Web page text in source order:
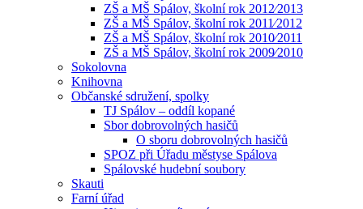
ZŠ a MŠ Spálov, školní rok 2012⁄2013
ZŠ a MŠ Spálov, školní rok 2011⁄2012
ZŠ a MŠ Spálov, školní rok 2010⁄2011
ZŠ a MŠ Spálov, školní rok 2009⁄2010
Sokolovna
Knihovna
Občanské sdružení, spolky
TJ Spálov – oddíl kopané
Sbor dobrovolných hasičů
O sboru dobrovolných hasičů
SPOZ při Úřadu městyse Spálova
Spálovské hudební soubory
Skauti
Farní úřad